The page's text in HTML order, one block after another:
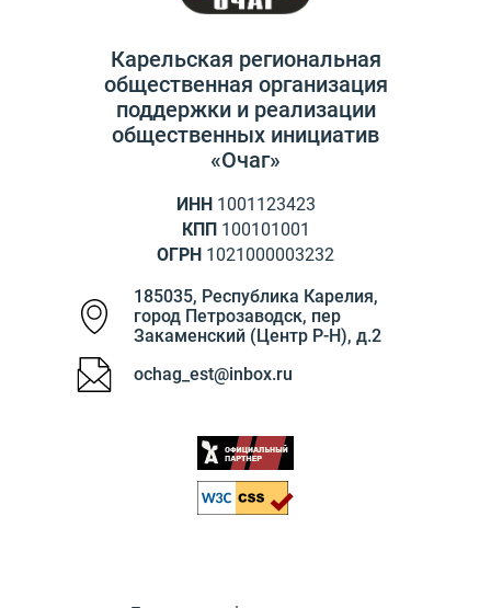
Карельская региональная
общественная организация
поддержки и реализации
общественных инициатив
«Очаг»
ИНН 1001123423
КПП100101001
ОГРН 1021000003232
185035, Республика Карелия,
город Петрозаводск, пер
Закаменский (Центр Р-Н), д.2
ochag_est@inbox.ru